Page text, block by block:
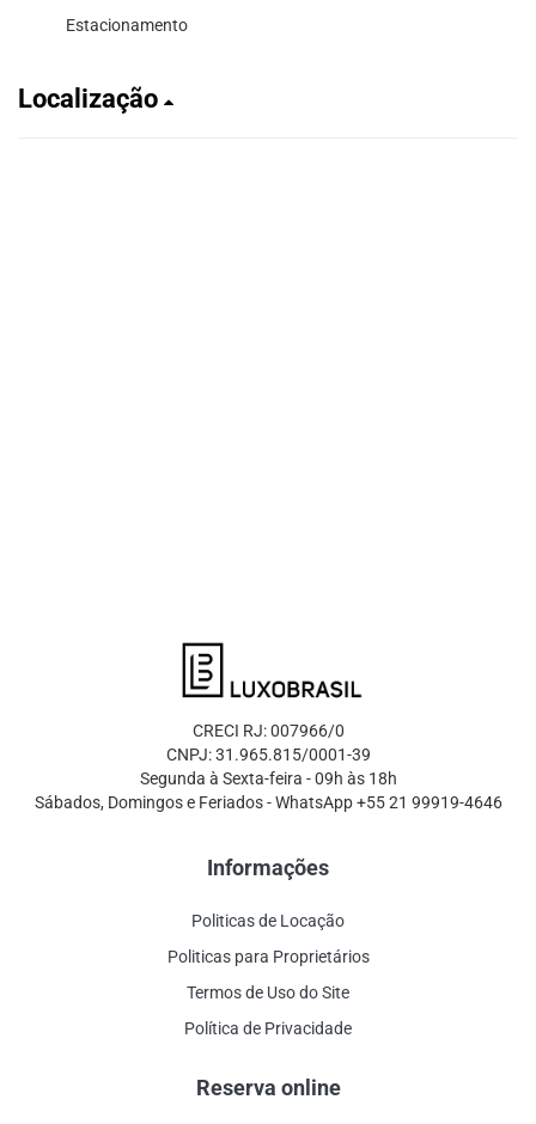
Estacionamento
Localização
CRECI RJ: 007966/0
CNPJ: 31.965.815/0001-39
Segunda à Sexta-feira - 09h às 18h
Sábados, Domingos e Feriados - WhatsApp +55 21 99919-4646
Informações
Politicas de Locação
Politicas para Proprietários
Termos de Uso do Site
Política de Privacidade
Reserva online